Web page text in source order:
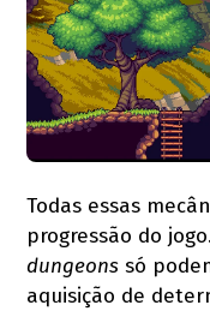
Todas essas
progressão do
dungeons só
aquisição de